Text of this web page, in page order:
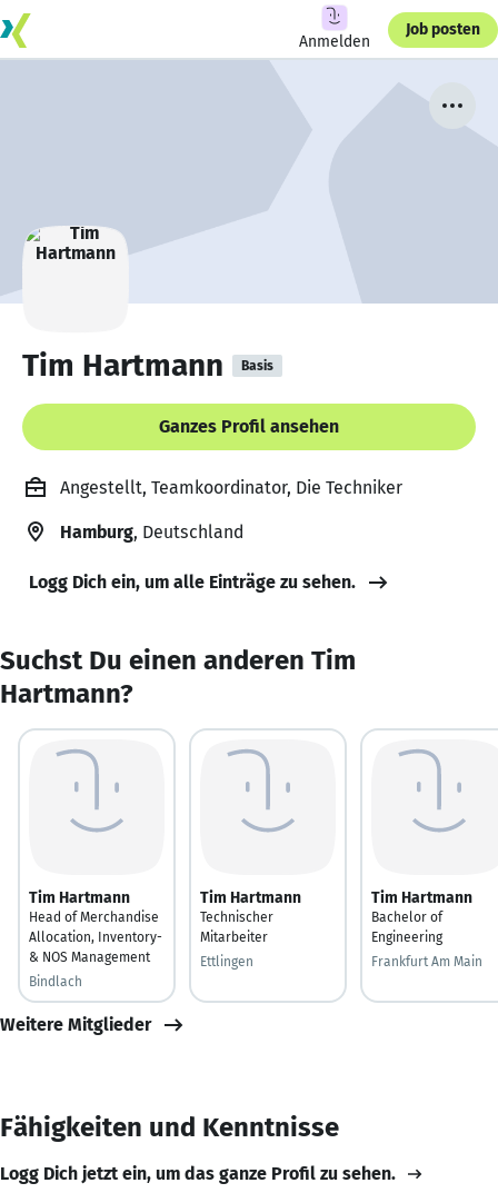
Anmelden
Job posten
Tim Hartmann Basis
Ganzes Profil ansehen
Angestellt, Teamkoordinator, Die Techniker
Hamburg, Deutschland
Logg Dich ein, um alle Einträge zu sehen.
Suchst Du einen anderen Tim
Hartmann?
Tim Hartmann
Head of Merchandise
Allocation, Inventory-
& NOS Management
Bindlach
Tim Hartmann
Technischer
Mitarbeiter
Ettlingen
Tim Hartmann
Bachelor of
Engineering
Frankfurt Am Main
Weitere Mitglieder
Fähigkeiten und Kenntnisse
Logg Dich jetzt ein, um das ganze Profil zu sehen.